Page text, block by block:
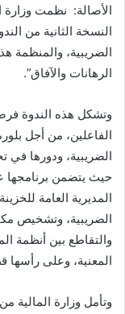
الأصالة: نظمت وزارة
النسخة الثانية من
الضريبية، والمنظمة
الرهانات والآفاق”.
وتشكل هذه الندوة
الفاعلين، من أجل
الضريبية، ودورها في
حيث يتضمن
المديرية العامة
الضريبية، وتشخيص
والتقاطع بين أنظمة
المعنية، وعلى رأسها
وتأمل وزارة المالية